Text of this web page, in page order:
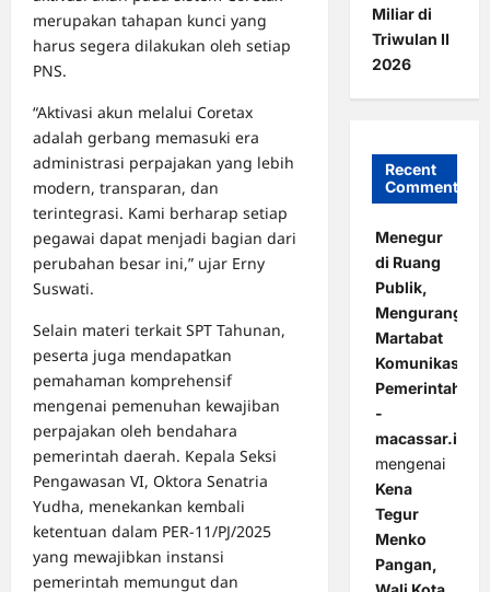
merupakan tahapan kunci yang
harus segera dilakukan oleh setiap
PNS.
“Aktivasi akun melalui Coretax
adalah gerbang memasuki era
administrasi perpajakan yang lebih
modern, transparan, dan
terintegrasi. Kami berharap setiap
pegawai dapat menjadi bagian dari
perubahan besar ini,” ujar Erny
Suswati.
Selain materi terkait SPT Tahunan,
peserta juga mendapatkan
pemahaman komprehensif
mengenai pemenuhan kewajiban
perpajakan oleh bendahara
pemerintah daerah. Kepala Seksi
Pengawasan VI, Oktora Senatria
Yudha, menekankan kembali
ketentuan dalam PER-11/PJ/2025
yang mewajibkan instansi
pemerintah memungut dan
Miliar di
Triwulan II
2026
Recent
Comments
Menegur
di Ruang
Publik,
Mengurangi
Martabat
Komunikasi
Pemerintahan
-
macassar.id
mengenai
Kena
Tegur
Menko
Pangan,